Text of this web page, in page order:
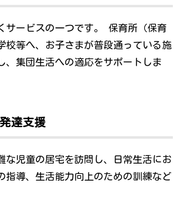
サービスの一つです。 保育所（保育
校等へ、お子さまが普段通っている施
、集団生活への適応をサポートしま
達支援
な児童の居宅を訪問し、日常生活にお
指導、生活能力向上のための訓練など